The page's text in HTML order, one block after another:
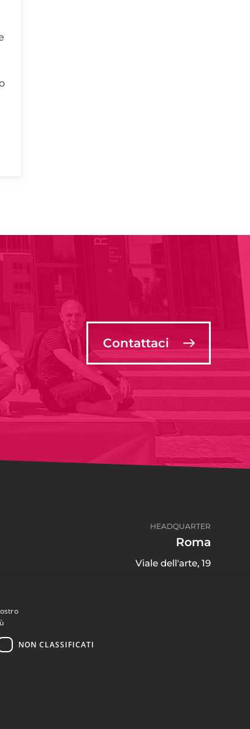
Contattaci
HEADQUARTER
Roma
Viale dell'arte, 19
NON CLASSIFICATI